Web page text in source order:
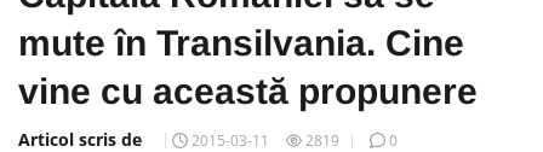
mute în Transilvania. Cine
vine cu această propunere
Articol scris de 2015-03-11 2819 0